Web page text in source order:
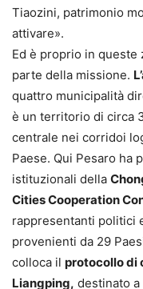
Tiaozini, patrimonio
attivare».
Ed è proprio in queste
parte della missione.
quattro municipalità
è un territorio di circa
centrale nei corridoi
Paese. Qui Pesaro ha
istituzionali della
Cities Cooperation
rappresentanti politici
provenienti da 29
colloca il protocollo di
Liangping, destinato